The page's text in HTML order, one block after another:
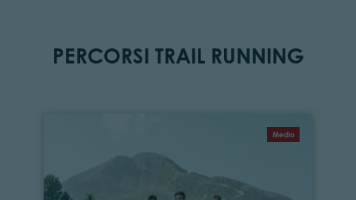
PERCORSI TRAIL RUNNING
Medio